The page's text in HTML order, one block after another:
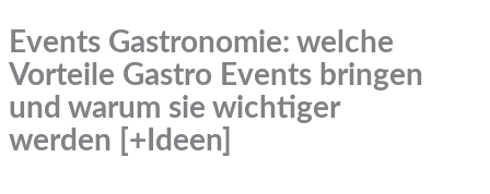
Events Gastronomie: welche
Vorteile Gastro Events bringen
und warum sie wichtiger
werden [+Ideen]